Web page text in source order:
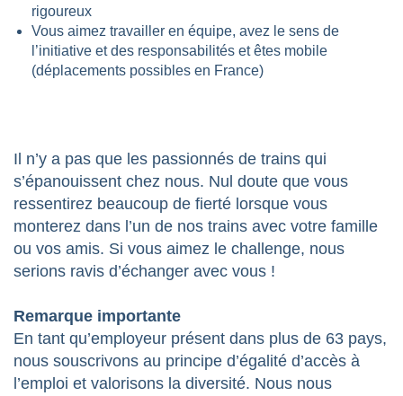
rigoureux
Vous aimez travailler en équipe, avez le sens de
l’initiative et des responsabilités et êtes mobile
(déplacements possibles en France)
Il n’y a pas que les passionnés de trains qui
s’épanouissent chez nous. Nul doute que vous
ressentirez beaucoup de fierté lorsque vous
monterez dans l’un de nos trains avec votre famille
ou vos amis. Si vous aimez le challenge, nous
serions ravis d’échanger avec vous !
Remarque importante
En tant qu’employeur présent dans plus de 63 pays,
nous souscrivons au principe d’égalité d’accès à
l’emploi et valorisons la diversité. Nous nous